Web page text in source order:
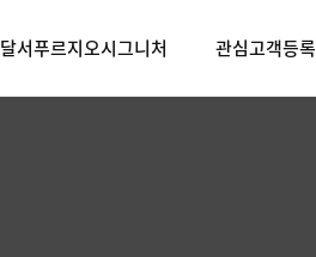
달서푸르지오시그니처 관심고객등록